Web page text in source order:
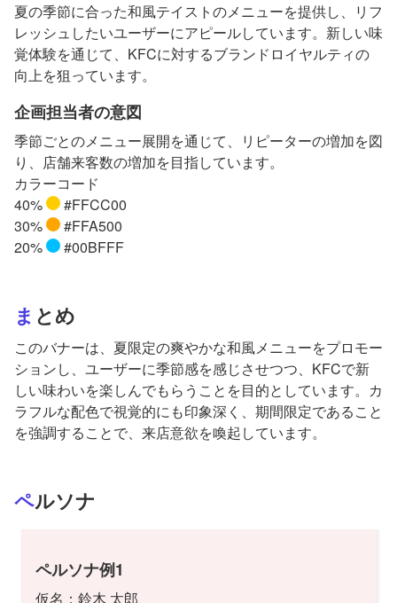
夏の季節に合った和風テイストのメニューを提供し、リフ
レッシュしたいユーザーにアピールしています。新しい味
覚体験を通じて、KFCに対するブランドロイヤルティの
向上を狙っています。
企画担当者の意図
季節ごとのメニュー展開を通じて、リピーターの増加を図
り、店舗来客数の増加を目指しています。
カラーコード
40%
#FFCC00
30%
#FFA500
20%
#00BFFF
まとめ
このバナーは、夏限定の爽やかな和風メニューをプロモー
ションし、ユーザーに季節感を感じさせつつ、KFCで新
しい味わいを楽しんでもらうことを目的としています。カ
ラフルな配色で視覚的にも印象深く、期間限定であること
を強調することで、来店意欲を喚起しています。
ペルソナ
ペルソナ例1
仮名：鈴木 太郎